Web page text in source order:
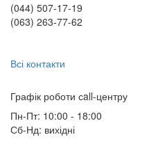
(044) 507-17-19
(063) 263-77-62
Всі контакти
Графік роботи сall-центру
Пн-Пт: 10:00 - 18:00
Сб-Нд: вихідні